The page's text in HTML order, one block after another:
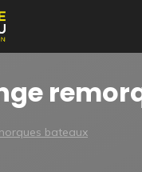
bateaux